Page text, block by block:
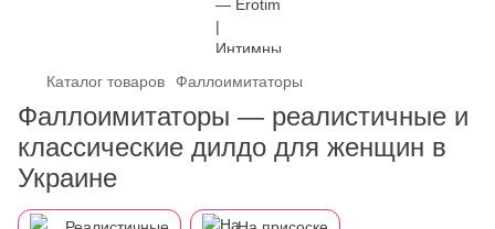
Каталог товаров Фаллоимитаторы
Фаллоимитаторы — реалистичные и
классические дилдо для женщин в
Украине